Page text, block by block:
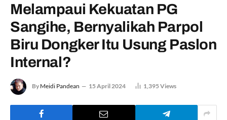
Melampaui Kekuatan PG
Sangihe, Bernyalikah Parpol
Biru Dongker Itu Usung Paslon
Internal?
By Meidi Pandean 15 April 2024 1,395 Views